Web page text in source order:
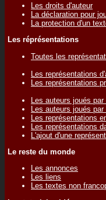
Les droits d'auteur
La déclaration pour
La protection d'un
Les réprésentations
Toutes les
Les représentations
Les représentations
Les auteurs joués
Les auteurs joués
Les représentations
Les représentations
L'ajout d'une
Le reste du monde
Les annonces
Les liens
Les textes non